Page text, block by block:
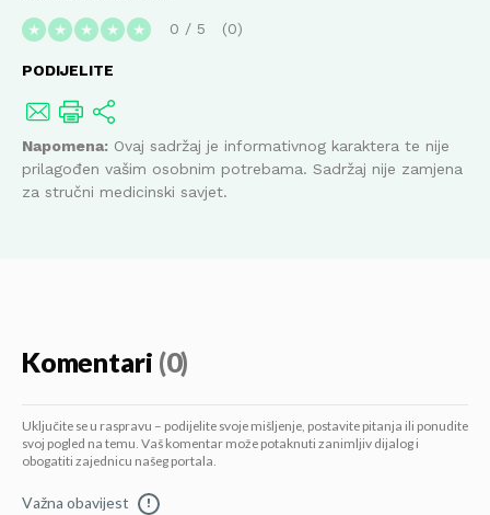
★ ★ ★ ★ ★ 0 / 5 0
PODIJELITE
Napomena: Ovaj sadržaj je informativnog karaktera te nije
prilagođen vašim osobnim potrebama. Sadržaj nije zamjena
za stručni medicinski savjet.
Komentari (0)
Uključite se u raspravu – podijelite svoje mišljenje, postavite pitanja ili ponudite
svoj pogled na temu. Vaš komentar može potaknuti zanimljiv dijalog i
obogatiti zajednicu našeg portala.
Važna obavijest !